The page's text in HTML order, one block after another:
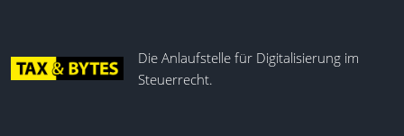
Die Anlaufstelle für Digitalisierung im
Steuerrecht.